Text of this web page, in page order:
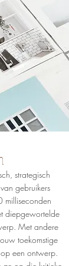
strategisch
gebruikers
diepgewortelde
Met andere
toekomstige
een ontwerp.